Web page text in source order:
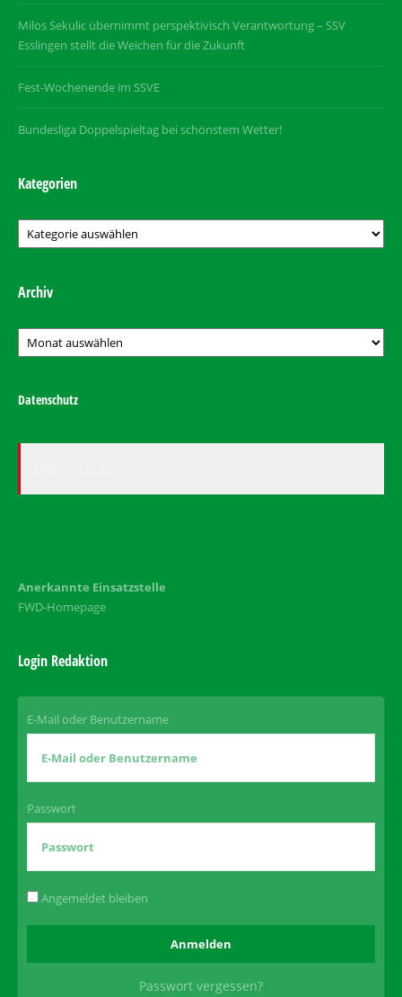
Milos Sekulic übernimmt perspektivisch Verantwortung – SSV
Esslingen stellt die Weichen für die Zukunft
Fest-Wochenende im SSVE
Bundesliga Doppelspieltag bei schönstem Wetter!
Kategorien
Kategorien
Archiv
Archiv
Datenschutz
Anerkannte Einsatzstelle
FWD-Homepage
Login Redaktion
E-Mail oder Benutzername
Passwort
Angemeldet bleiben
Passwort vergessen?